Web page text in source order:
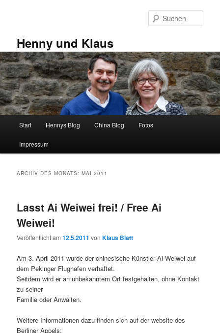
Henny und Klaus
Start Hennys Blog China Blog Fotos
Impressum
ARCHIV DES MONATS:MAI 2011
Lasst Ai Weiwei frei! / Free Ai
Weiwei!
Veröffentlicht am12.5.2011 vonKlaus Blatt
Am 3. April 2011 wurde der chinesische Künstler Ai Weiwei auf
dem Pekinger Flughafen verhaftet.
Seitdem wird er an unbekanntem Ort festgehalten, ohne Kontakt
zu seiner
Familie oder Anwälten.
Weitere Informationen dazu finden sich auf der website des
Berliner Appels: